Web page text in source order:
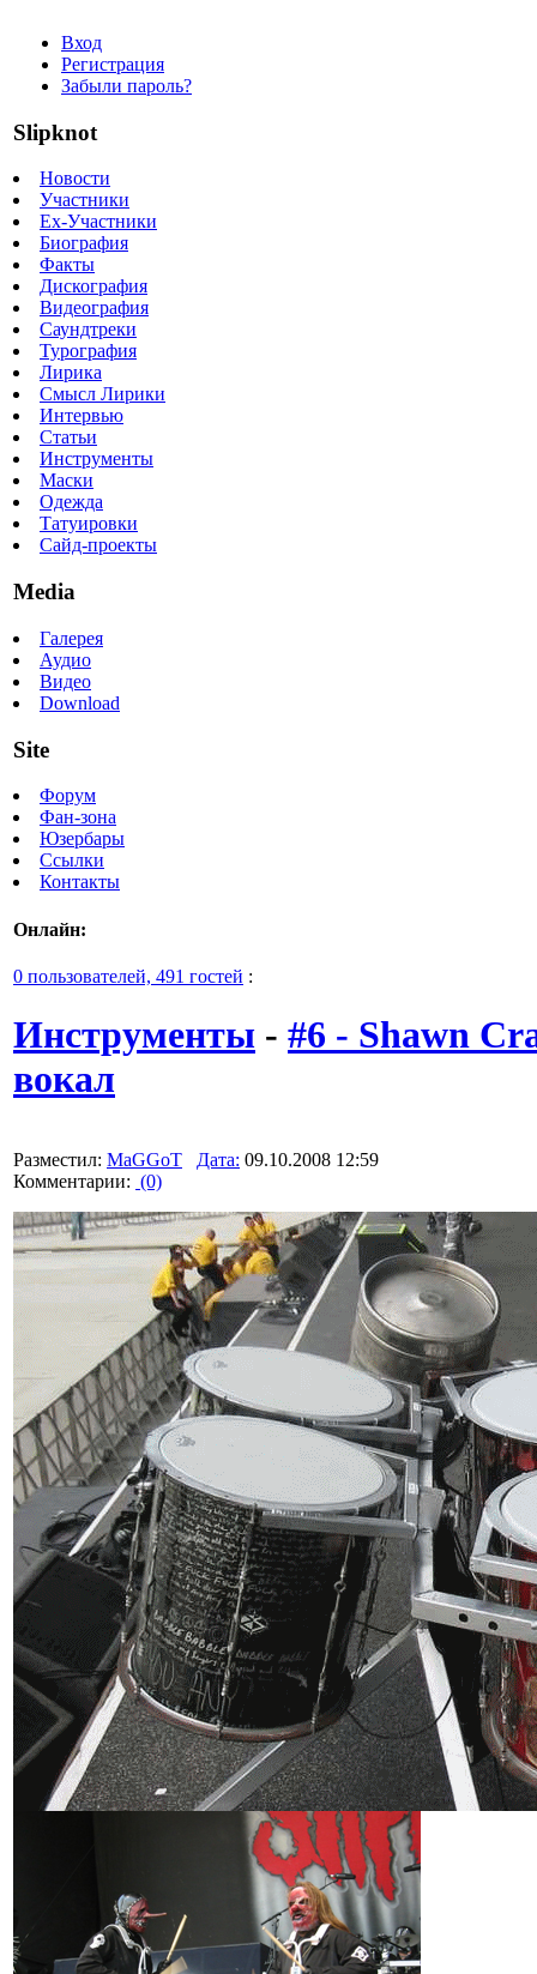
Вход
Регистрация
Забыли пароль?
Slipknot
Новости
Участники
Ex-Участники
Биография
Факты
Дискография
Видеография
Саундтреки
Турография
Лирика
Смысл Лирики
Интервью
Статьи
Инструменты
Маски
Одежда
Татуировки
Сайд-проекты
Media
Галерея
Аудио
Видео
Download
Site
Форум
Фан-зона
Юзербары
Ссылки
Контакты
Онлайн:
0 пользователей, 491 гостей :
Инструменты - #6 - Shawn
вокал
Разместил: MaGGoT Дата: 09.10.2008 12:59
Комментарии: (0)